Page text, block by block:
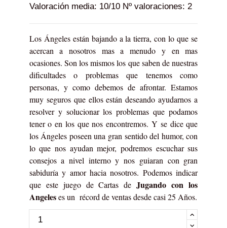
Valoración media: 10/10 Nº valoraciones: 2
Los Ángeles están bajando a la tierra, con lo que se
acercan a nosotros mas a menudo y en mas
ocasiones. Son los mismos los que saben de nuestras
dificultades o problemas que tenemos como
personas, y como debemos de afrontar. Estamos
muy seguros que ellos están deseando ayudarnos a
resolver y solucionar los problemas que podamos
tener o en los que nos encontremos. Y se dice que
los Ángeles poseen una gran sentido del humor, con
lo que nos ayudan mejor, podremos escuchar sus
consejos a nivel interno y nos guiaran con gran
sabiduría y amor hacia nosotros. Podemos indicar
que este juego de Cartas deJugando con los
Angeleses un récord de ventas desde casi 25 Años.